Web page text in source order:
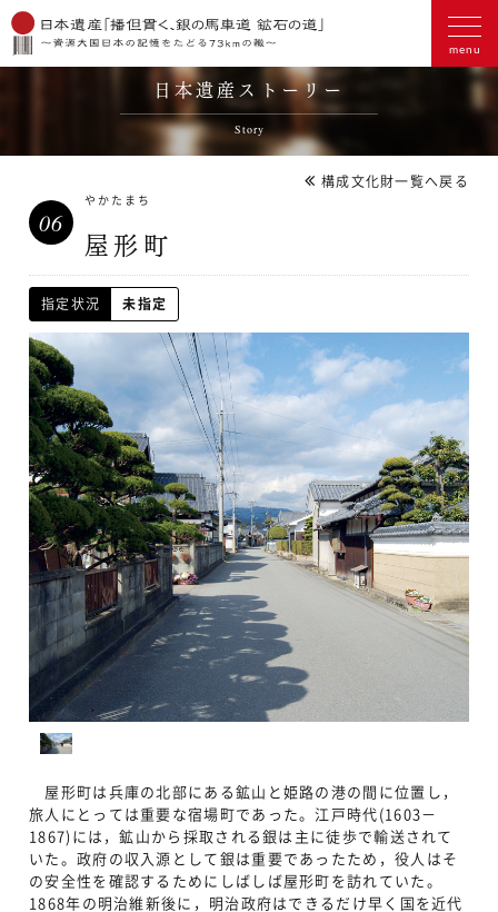
日本遺産ストーリー
Story
06
やかたまち
屋形町
構成文化財一覧へ戻る
未指定
屋形町は兵庫の北部にある鉱山と姫路の港の間に位置し，
旅人にとっては重要な宿場町であった。江戸時代(1603－
1867)には，鉱山から採取される銀は主に徒歩で輸送されて
いた。政府の収入源として銀は重要であったため，役人はそ
の安全性を確認するためにしばしば屋形町を訪れていた。
1868年の明治維新後に，明治政府はできるだけ早く国を近代